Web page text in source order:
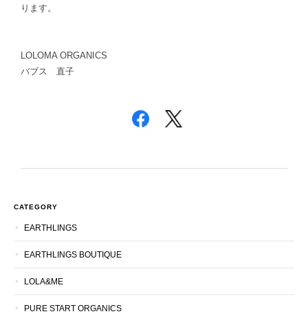
ります。
LOLOMA ORGANICS
バブス 直子
CATEGORY
EARTHLINGS
EARTHLINGS BOUTIQUE
LOLA&ME
PURE START ORGANICS